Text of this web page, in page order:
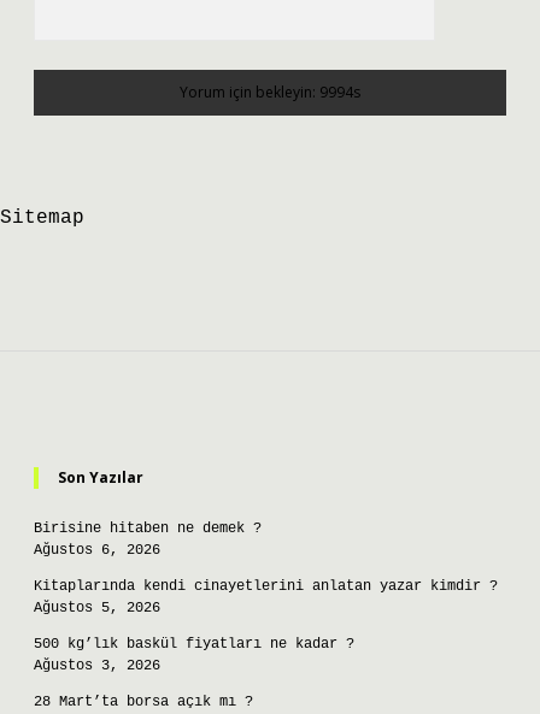
Sitemap
Son Yazılar
Birisine hitaben ne demek ?
Ağustos 6, 2026
Kitaplarında kendi cinayetlerini anlatan yazar kimdir ?
Ağustos 5, 2026
500 kg’lık baskül fiyatları ne kadar ?
Ağustos 3, 2026
28 Mart’ta borsa açık mı ?